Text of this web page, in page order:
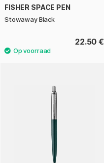
FISHER SPACE PEN
Stowaway Black
22.50 €